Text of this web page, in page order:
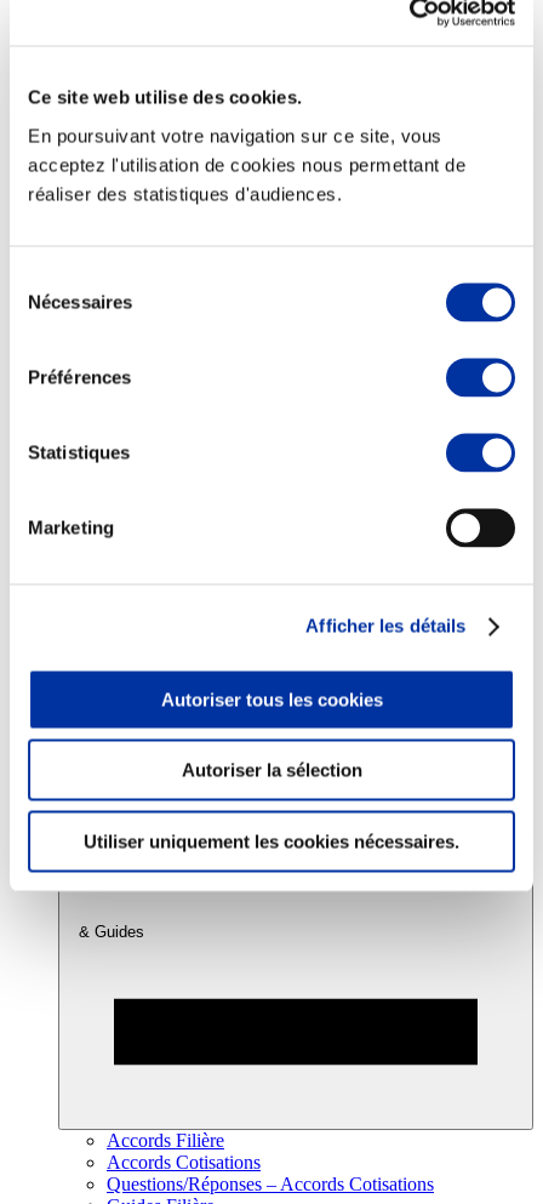
Ce site web utilise des cookies.
En poursuivant votre navigation sur ce site, vous
acceptez l'utilisation de cookies nous permettant de
réaliser des statistiques d'audiences.
Nécessaires
Préférences
Statistiques
Marketing
Afficher les détails
Autoriser tous les cookies
Autoriser la sélection
Utiliser uniquement les cookies nécessaires.
Elevage
Transport – mise en marché
Abattoir
Partenaire Climat
Juste rémunération et attractivité des métiers
Info-veille scientifique
Accords
& Guides
Accords Filière
Accords Cotisations
Questions/Réponses – Accords Cotisations